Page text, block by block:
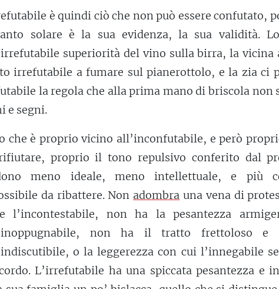
è quindi ciò che non può essere confutato,
solare è la sua evidenza, la sua validità.
superiorità del vino sulla birra, la vicina
irrefutabile a fumare sul pianerottolo, e la zia ci
la regola che alla prima mano di briscola non
e segni.
che è proprio vicino all’inconfutabile, e però
proprio il tono repulsivo conferito dal
meno ideale, meno intellettuale, e più
da ribattere. Non adombra una vena di
l’incontestabile, non ha la pesantezza
non ha il tratto frettoloso e
o la leggerezza con cui l’innegabile
L’irrefutabile ha una spiccata pesantezza e